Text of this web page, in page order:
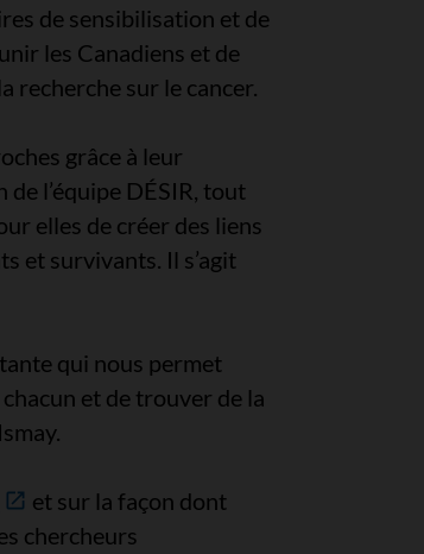
de sensibilisation et de
les Canadiens et de
recherche sur le cancer.
grâce à leur
l’équipe DÉSIR, tout
elles de créer des liens
et survivants. Il s’agit
qui nous permet
et de trouver de la
et sur la façon dont
chercheurs